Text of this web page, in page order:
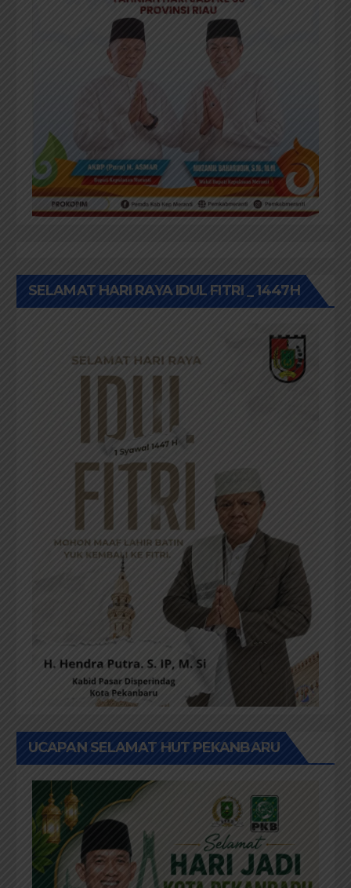
SELAMAT HARI RAYA IDUL FITRI _ 1447H
UCAPAN SELAMAT HUT PEKANBARU